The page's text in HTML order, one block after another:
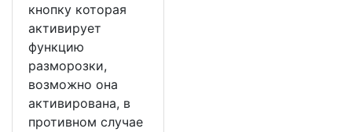
кнопку которая
активирует
функцию
разморозки,
возможно она
активирована, в
противном случае